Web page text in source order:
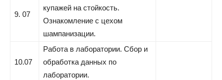
9. 07
купажей на стойкость.
Ознакомление с цехом
шампанизации.
10.07
Работа в лаборатории. Cбор и
обработка данных по
лаборатории.